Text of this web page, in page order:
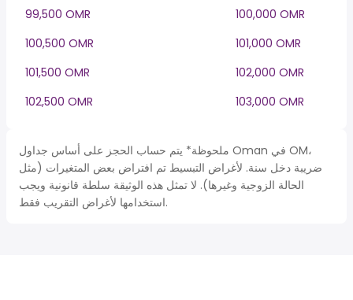
99,500 OMR
100,000 OMR
100,500 OMR
101,000 OMR
101,500 OMR
102,000 OMR
102,500 OMR
103,000 OMR
ملحوظة* يتم حساب الحجز على أساس جداول Oman في OM،
ضريبة دخل سنة. لأغراض التبسيط تم افتراض بعض المتغيرات (مثل
الحالة الزوجية وغيرها). لا تمثل هذه الوثيقة سلطة قانونية ويجب
استخدامها لأغراض التقريب فقط.